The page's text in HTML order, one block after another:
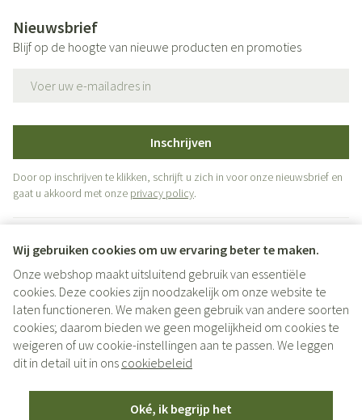
Wij gebruiken cookies om uw ervaring beter te maken.
Onze webshop maakt uitsluitend gebruik van essentiële
cookies. Deze cookies zijn noodzakelijk om onze website te
laten functioneren. We maken geen gebruik van andere soorten
cookies; daarom bieden we geen mogelijkheid om cookies te
weigeren of uw cookie-instellingen aan te passen. We leggen
dit in detail uit in ons cookiebeleid
Oké, ik begrijp het
Nieuwsbrief
Blijf op de hoogte van nieuwe producten en promoties
Inschrijven
Door op inschrijven te klikken, schrijft u zich in voor onze nieuwsbrief en
gaat u akkoord met onze privacy policy.
Juridische links